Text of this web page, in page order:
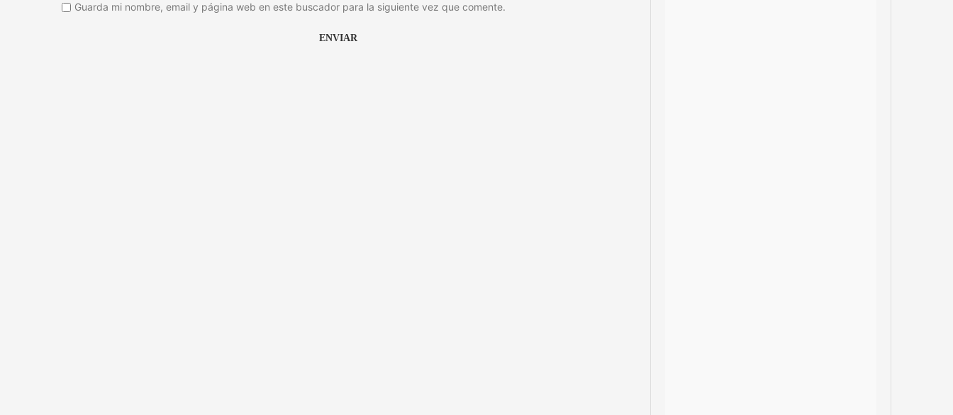
Guarda mi nombre, email y página web en este buscador para la siguiente vez que comente.